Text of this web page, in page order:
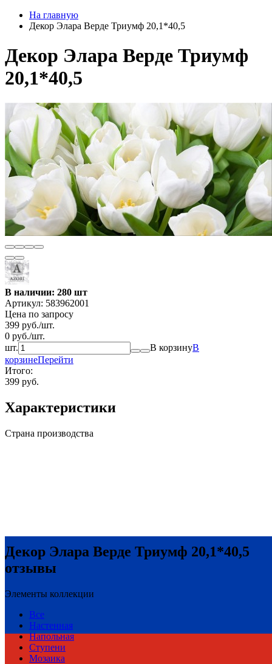
На главную
Декор Элара Верде Триумф 20,1*40,5
Декор Элара Верде Триумф
20,1*40,5
В наличии: 280 шт
Артикул: 583962001
Цена по запросу
399 руб./шт.
0 руб./шт.
шт.
В корзинуВ
корзинеПерейти
Итого:
399 руб.
Характеристики
Страна производства
Декор Элара Верде Триумф 20,1*40,5
отзывы
Элементы коллекции
Все
Настенная
Напольная
Ступени
Мозаика